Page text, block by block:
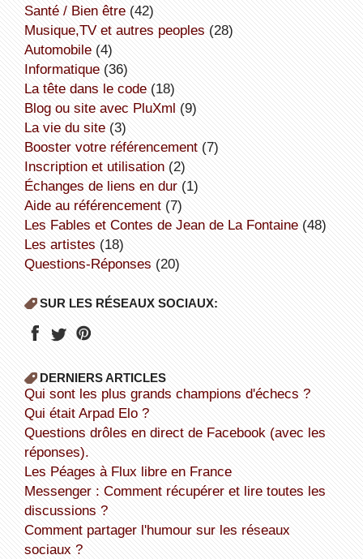
Santé / Bien être(42)
Musique,TV et autres peoples (28)
Automobile(4)
informatique(36)
la tête dans le code(18)
Blog ou site avec PluXml (9)
la vie du site(3)
booster votre référencement(7)
inscription et utilisation(2)
échanges de liens en dur(1)
aide au référencement(7)
Les Fables et Contes de Jean de La Fontaine(48)
Les artistes (18)
Questions-Réponses (20)
SUR LES RÉSEAUX SOCIAUX:
DERNIERS ARTICLES
Qui sont les plus grands champions d'échecs ?
Qui était Arpad Elo ?
Questions drôles en direct de Facebook (avec les
réponses).
Les Péages à Flux libre en France
Messenger : Comment récupérer et lire toutes les
discussions ?
Comment partager l'humour sur les réseaux
sociaux ?